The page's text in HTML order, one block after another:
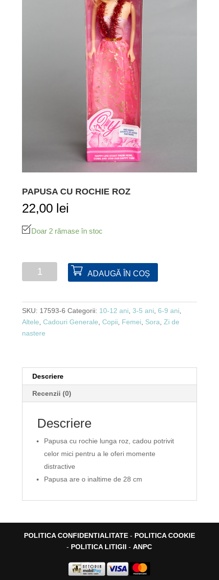
PAPUSA CU ROCHIE ROZ
22,00 lei
Doar 2 rămase în stoc
Cantitate
rochie
roz
ADAUGĂ ÎN COȘ
SKU: 17593-6 Categorii: 10-12 ani 3-5 ani 6-9 ani
Altele Cadouri Generale Copii Femei Sora Zi de
nastere
Descriere
Recenzii (0)
Descriere
Papusa cu rochie lunga roz, cadou potrivit
celor mici pentru a le oferi momente
distractive
Papusa are o inaltime de 28 cm
POLITICA CONFIDENTIALITATE- POLITICA COOKIE
- POLITICA LITIGII -ANPC